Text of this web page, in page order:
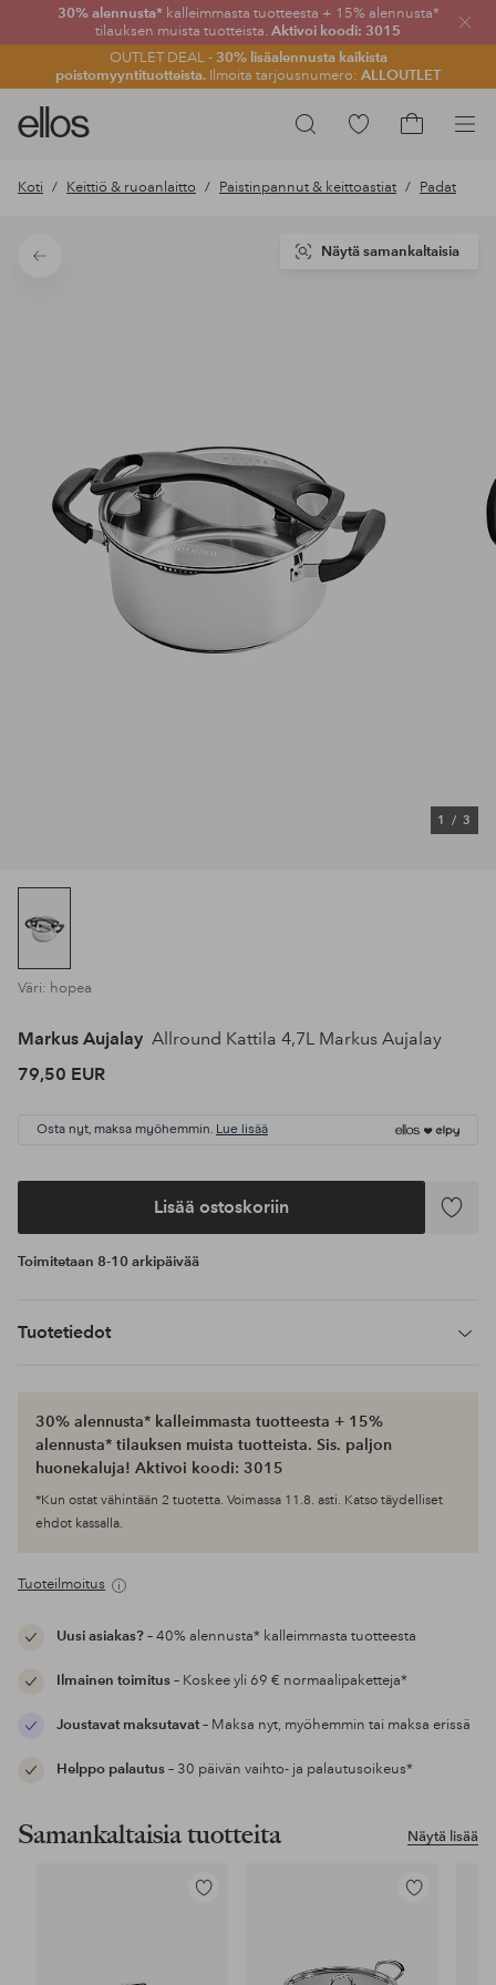
30% alennusta*kalleimmasta tuotteesta + 15% alennusta*
tilauksen muista tuotteista. Aktivoi koodi: 3015
OUTLET DEAL -30% lisäalennusta kaikista
poistomyyntituotteista. Ilmoita tarjousnumero: ALLOUTLET
Sulje
Hae
Ellos-
logo
siirry
Siirry
suosikkituotteisiin
ostoskoriin
Koti Keittiö & ruoanlaitto Paistinpannut & keittoastiat Padat
Takaisin
1 / 3
Näytä samankaltaisia
Väri: hopea
Markus Aujalay Allround Kattila 4,7L Markus Aujalay
79,50 EUR
Osta nyt, maksa myöhemmin. Lue lisää
Lisää ostoskoriin
Lisää
Toimitetaan 8-10 arkipäivää
Tuotetiedot
30% alennusta* kalleimmasta tuotteesta + 15%
alennusta* tilauksen muista tuotteista. Sis. paljon
huonekaluja! Aktivoi koodi: 3015
*Kun ostat vähintään 2 tuotetta. Voimassa 11.8. asti. Katso täydelliset
ehdot kassalla.
Tuoteilmoitus
Uusi asiakas?– 40% alennusta* kalleimmasta tuotteesta
Ilmainen toimitus– Koskee yli 69 € normaalipaketteja*
Joustavat maksutavat– Maksa nyt, myöhemmin tai maksa erissä
Helppo palautus– 30 päivän vaihto- ja palautusoikeus*
Näytä lisää
Samankaltaisia tuotteita
Lisää
Lisää